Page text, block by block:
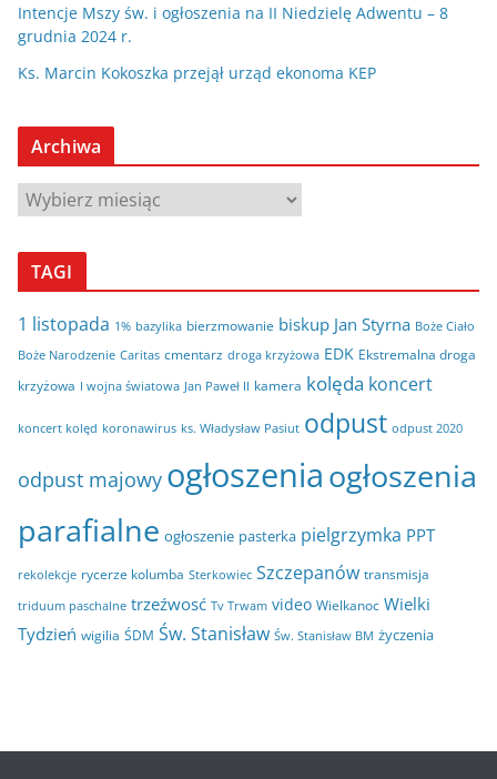
Intencje Mszy św. i ogłoszenia na II Niedzielę Adwentu – 8
grudnia 2024 r.
Ks. Marcin Kokoszka przejął urząd ekonoma KEP
Archiwa
A
r
c
w
a
TAGI
1 listopada 1% bazylika bierzmowanie biskup Jan Styrna Boże Ciało
Boże Narodzenie Caritas cmentarz droga krzyżowa EDK Ekstremalna droga
krzyżowa I wojna światowa Jan Paweł II kamera kolęda koncert
koncert kolęd koronawirus ks. Władysław Pasiut odpust odpust 2020
odpust majowy ogłoszeniaogłoszenia
parafialne ogłoszenie pasterka pielgrzymka PPT
rekolekcje rycerze kolumba Sterkowiec Szczepanów transmisja
triduum paschalne trzeźwosć Tv Trwam video Wielkanoc Wielki
Tydzień wigilia ŚDM Św. Stanisław Św. Stanisław BM życzenia